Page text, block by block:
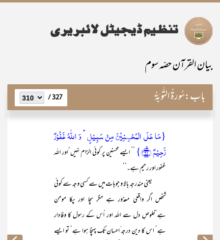
بیان القرآن حصّہ سوم
باب:سُورۃُ التَّوبَۃُ 327 /
{مَا عَلَی الۡمُحۡسِنِیۡنَ مِنۡ سَبِیۡلٍ ؕ وَ اللّٰہُ غَفُوۡرٌ
رَّحِیۡمٌ ﴿ۙ۹۱﴾}
’’ ایسے محسنین پر کوئی الزام نہیں‘اور اللہ
غفور اور رحیم ہے۔‘‘
یعنی مندرجہ بالا و جوہات میں سے کسی وجہ سے کوئی
شخص اگر واقعی معذور ہے مگر سچا اور پکا مومن
ہے‘خلوصِ دل سے اللہ اور اُس کے رسول کا وفادار
ہے‘ اس کا دین درجہ ٔاحسان تک پہنچا ہوا ہے‘ تو ایسے